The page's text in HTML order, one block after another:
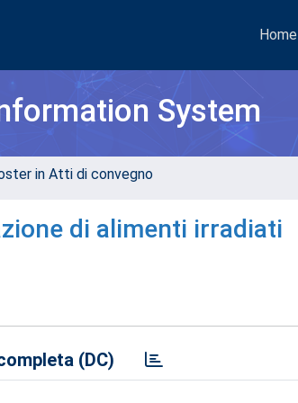
Home
System
in Atti di convegno
di alimenti irradiati
(DC)